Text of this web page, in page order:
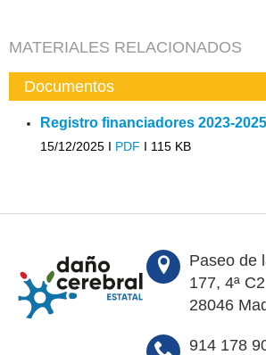
MATERIALES RELACIONADOS
Documentos
Registro financiadores 2023-2025
15/12/2025 I PDF I 115 KB
Paseo de
177, 4ª C2
28046
914 178